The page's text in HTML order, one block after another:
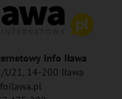
Info Iława
U21, 14-200 Iława